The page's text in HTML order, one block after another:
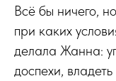
Всё бы ничего,
при каких
делала Жанна:
доспехи,